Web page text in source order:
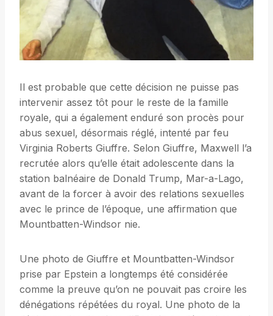
Il est probable que cette décision ne puisse pas
intervenir assez tôt pour le reste de la famille
royale, qui a également enduré son procès pour
abus sexuel, désormais réglé, intenté par feu
Virginia Roberts Giuffre. Selon Giuffre, Maxwell l’a
recrutée alors qu’elle était adolescente dans la
station balnéaire de Donald Trump, Mar-a-Lago,
avant de la forcer à avoir des relations sexuelles
avec le prince de l’époque, une affirmation que
Mountbatten-Windsor nie.
Une photo de Giuffre et Mountbatten-Windsor
prise par Epstein a longtemps été considérée
comme la preuve qu’on ne pouvait pas croire les
dénégations répétées du royal. Une photo de la